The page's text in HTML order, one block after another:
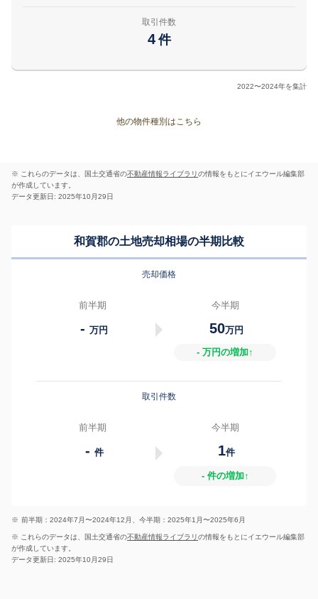
取引件数
4 件
2022〜2024年を集計
他の物件種別はこちら
※ これらのデータは、国土交通省の不動産情報ライブラリの情報をもとにイエウール編集部
が作成しています。
データ更新日: 2025年10月29日
和賀郡の土地売却相場の半期比較
売却価格
前半期
-万円
今半期
50万円
- 万円の増加↑
取引件数
前半期
- 件
今半期
1件
- 件の増加↑
※ 前半期：2024年7月〜2024年12月、今半期：2025年1月〜2025年6月
※ これらのデータは、国土交通省の不動産情報ライブラリの情報をもとにイエウール編集部
が作成しています。
データ更新日: 2025年10月29日